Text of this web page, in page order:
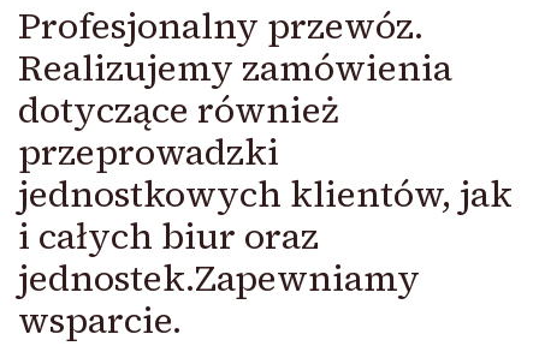
Profesjonalny przewóz.
Realizujemy zamówienia
dotyczące również
przeprowadzki
jednostkowych klientów, jak
i całych biur oraz
jednostek.Zapewniamy
wsparcie.